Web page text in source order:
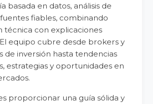
basada en datos, análisis de
fiables, combinando
técnica con explicaciones
equipo cubre desde brokers y
de inversión hasta tendencias
estrategias y oportunidades en
proporcionar una guía sólida y